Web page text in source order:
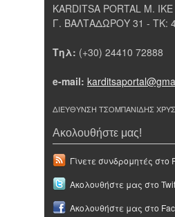
KARDITSA PORTAL Μ. ΙΚΕ
Γ. ΒΑΛΤΑΔΩΡΟΥ 31 - ΤΚ:
Τηλ: (+30) 24410 72888
e-mail:
ΔΙΕΥΘΥΝΣΗ ΤΣΟΜΠΑΝΙΔΗΣ
Ακολουθήστε μας!
Γίνετε συνδρομητές στο
Ακολουθήστε μας στο
Ακολουθήστε μας στο